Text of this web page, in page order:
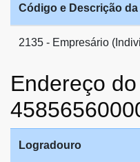
Código e Descrição
2135 - Empresário
Endereço
Logradouro